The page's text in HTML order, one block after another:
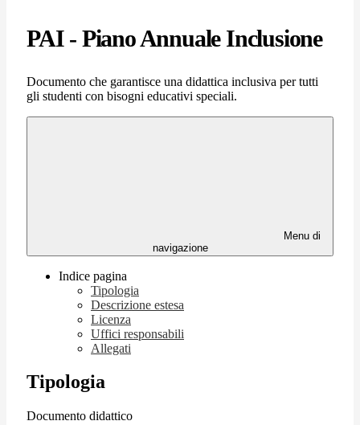
PAI - Piano Annuale Inclusione
Documento che garantisce una didattica inclusiva per tutti
gli studenti con bisogni educativi speciali.
Menu di
navigazione
Indice pagina
Tipologia
Descrizione estesa
Licenza
Uffici responsabili
Allegati
Tipologia
Documento didattico